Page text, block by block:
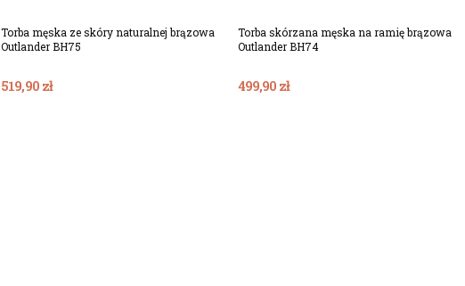
Torba męska ze skóry naturalnej brązowa
Outlander BH75
519,90 zł
Torba skórzana męska na ramię brązowa
Outlander BH74
499,90 zł